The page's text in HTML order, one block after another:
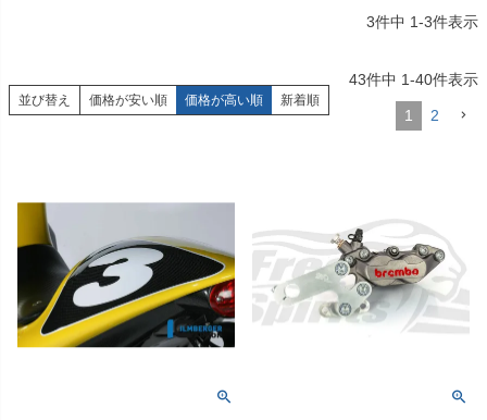
3件中 1-3件表示
並び替え 価格が安い順 価格が高い順 新着順
43件中 1-40件表示
1 2